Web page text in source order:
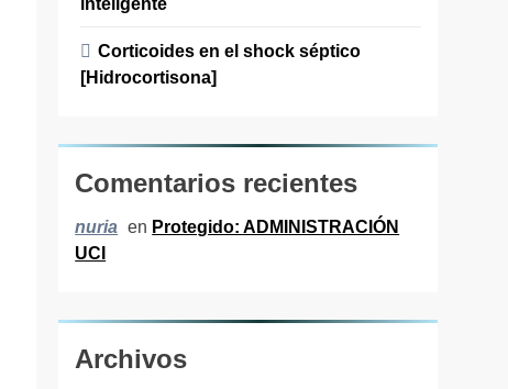
Corticoides en el shock séptico
[Hidrocortisona]
Comentarios recientes
nuria en Protegido: ADMINISTRACIÓN
UCI
Archivos